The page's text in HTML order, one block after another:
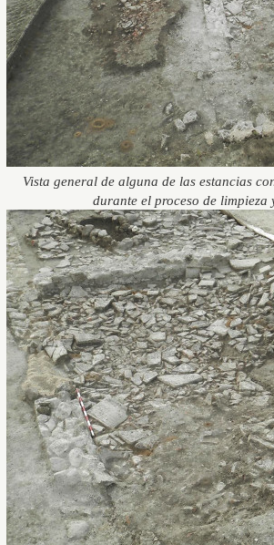
Vista general de alguna de las estancias
durante el proceso de limpieza